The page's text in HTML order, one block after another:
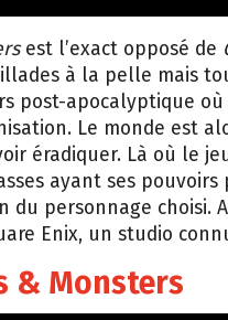
est l’exact opposé de
à la pelle mais
post-apocalyptique où
Le monde est
éradiquer. Là où le
ayant ses
du personnage choisi.
Enix, un studio
& Monsters